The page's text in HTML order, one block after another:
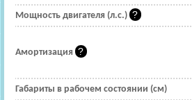
Мощность двигателя (л.с.)
Амортизация
Габариты в рабочем состоянии (см)